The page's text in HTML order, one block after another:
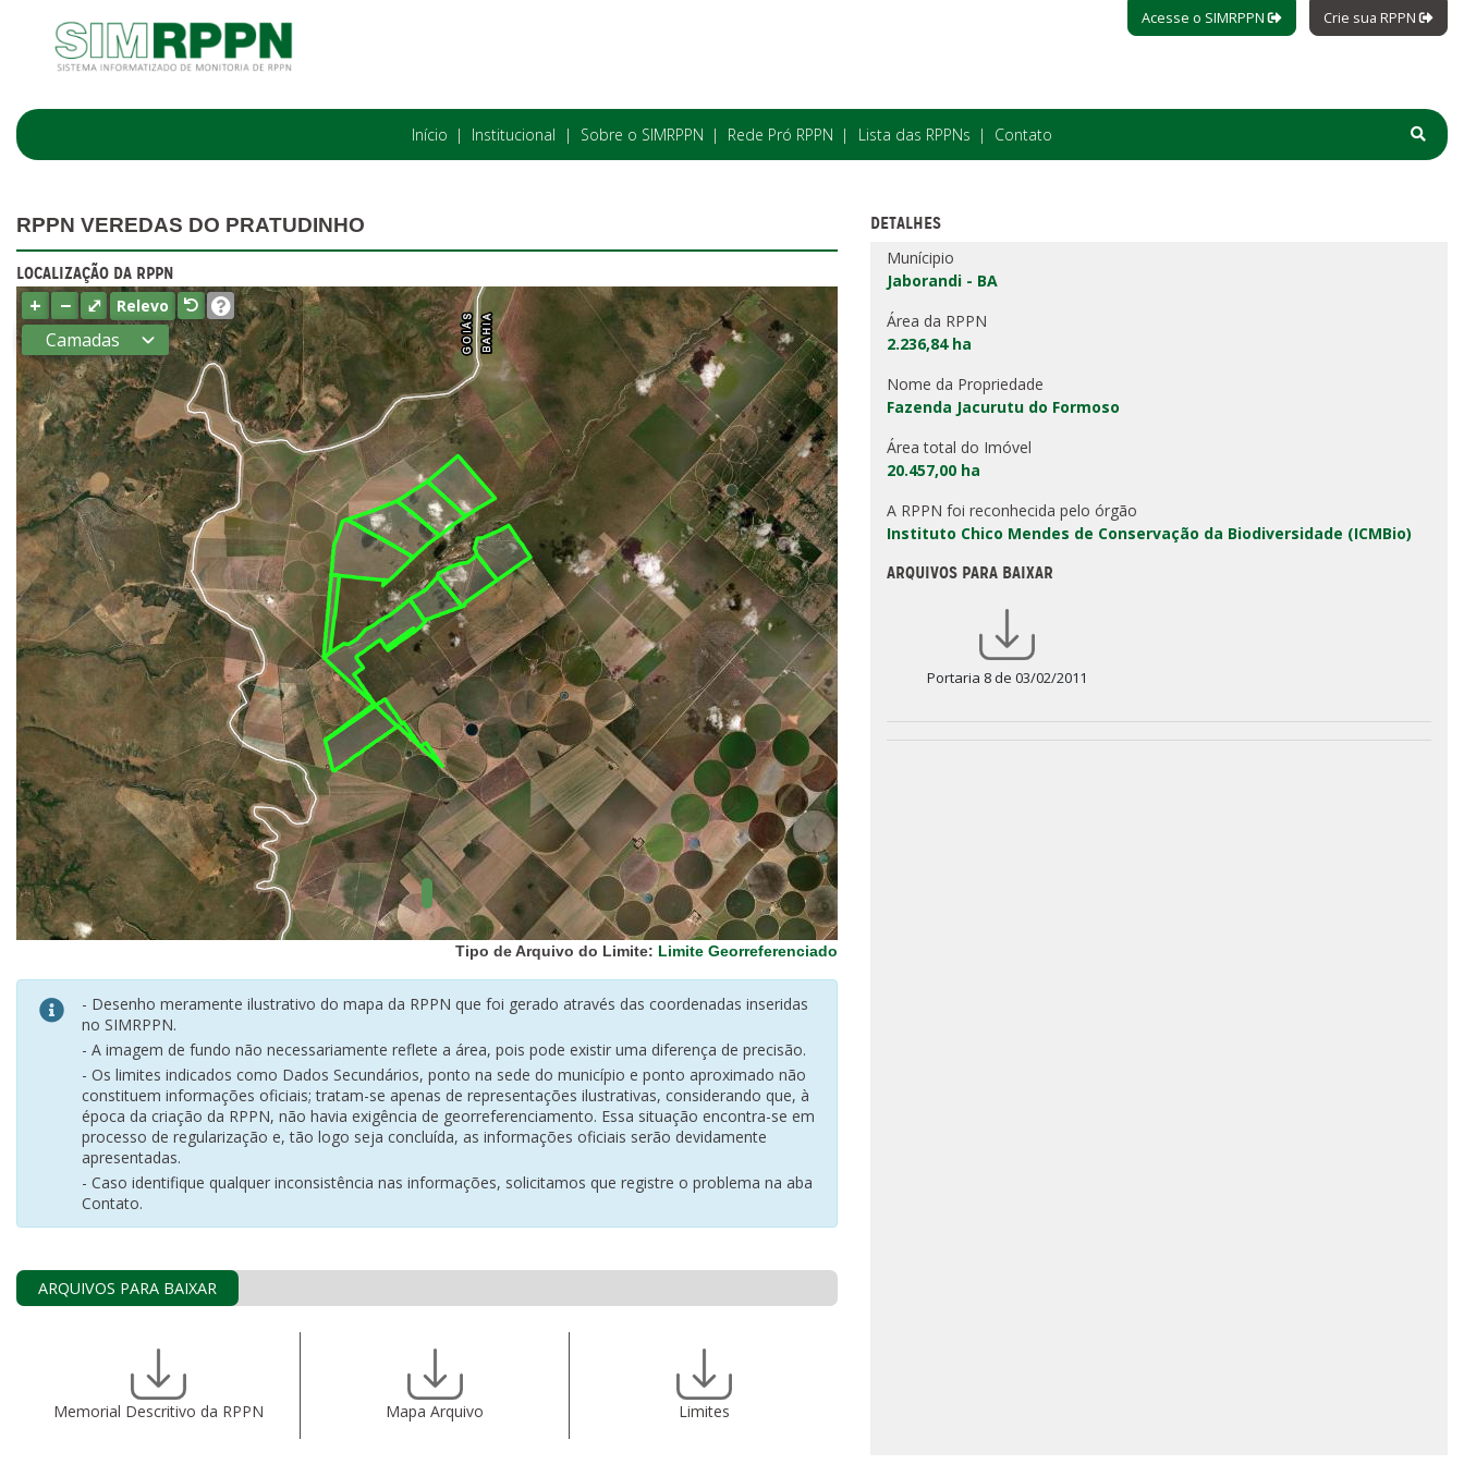
Acesse o SIMRPPN Crie sua RPPN
Início Institucional Sobre o SIMRPPN Rede Pró RPPN Lista das RPPNs Contato
RPPN VEREDAS DO PRATUDINHO
LOCALIZAÇÃO DA RPPN
+ − ⤢ Relevo
Camadas
Estados
Municípios
Terras
indígenas
(FUNAI)
UC Federal
UC Estaduais
UC
Municipais
Hidrografia
1:1.000.000
(ANA)
Biomas
(IBGE)
Vegetação
(IBGE)
Rodovias
(IBGE)
Relevo
(IBGE)
Tipo de Arquivo do Limite: Limite Georreferenciado
- Desenho meramente ilustrativo do mapa da RPPN que foi gerado através das coordenadas inseridas
no SIMRPPN.
- A imagem de fundo não necessariamente reflete a área, pois pode existir uma diferença de precisão.
- Os limites indicados como Dados Secundários, ponto na sede do município e ponto aproximado não
constituem informações oficiais; tratam-se apenas de representações ilustrativas, considerando que, à
época da criação da RPPN, não havia exigência de georreferenciamento. Essa situação encontra-se em
processo de regularização e, tão logo seja concluída, as informações oficiais serão devidamente
apresentadas.
- Caso identifique qualquer inconsistência nas informações, solicitamos que registre o problema na aba
Contato.
ARQUIVOS PARA BAIXAR
Memorial Descritivo da RPPN Mapa Arquivo Limites
DETALHES
Munícipio
Jaborandi - BA
Área da RPPN
2.236,84 ha
Nome da Propriedade
Fazenda Jacurutu do Formoso
Área total do Imóvel
20.457,00 ha
A RPPN foi reconhecida pelo órgão
Instituto Chico Mendes de Conservação da Biodiversidade (ICMBio)
ARQUIVOS PARA BAIXAR
Portaria 8 de 03/02/2011